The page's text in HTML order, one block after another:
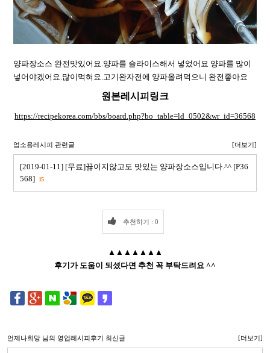
양파장소스 완전맛있어요.양파를 슬라이스해서 넣었어요 양파를 많이
넣어야겠어요.많이먹혀요.고기완자전에 양파올려먹으니 완전좋아요
원본레시피링크
https://recipekorea.com/bbs/board.php?bo_table=ld_0502&wr_id=36568
업소용레시피 관련글 [더보기]
[2019-01-11] [무료]끓이지않고도 맛있는 양파장소스입니다.^^ [P36
568]
15
추천하기 : 0
▲▲▲▲▲▲▲
후기가 도움이 되셨다면 추천 꼭 부탁드려요 ^^
언제나희망 님의 영업레시피후기 최신글 [더보기]